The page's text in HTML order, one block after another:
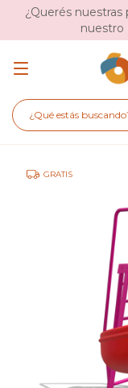
¿Querés
nuestro
GRATIS